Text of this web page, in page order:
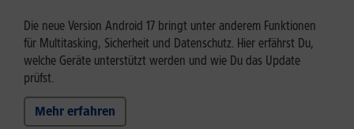
Die neue Version Android 17 bringt unter anderem Funktionen
für Multitasking, Sicherheit und Datenschutz. Hier erfährst Du,
welche Geräte unterstützt werden und wie Du das Update
prüfst.
Mehr erfahren